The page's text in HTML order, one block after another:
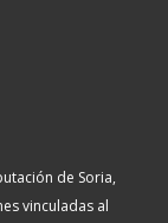
de Soria,
vinculadas al